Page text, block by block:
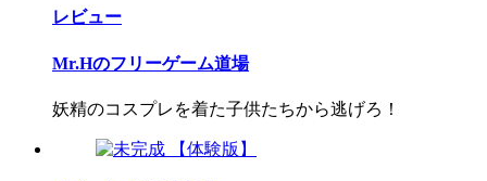
レビュー
Mr.Hのフリーゲーム道場
妖精のコスプレを着た子供たちから逃げろ！